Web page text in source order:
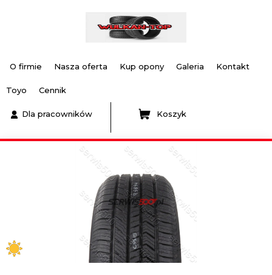
O firmie Nasza oferta Kup opony Galeria Kontakt
Toyo Cennik
Dla pracowników Koszyk